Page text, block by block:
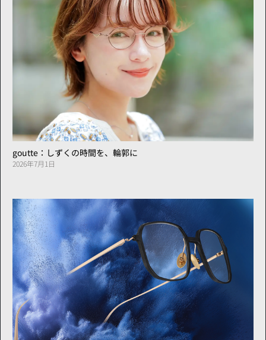
goutte：しずくの時間を、輪郭に
2026年7月1日